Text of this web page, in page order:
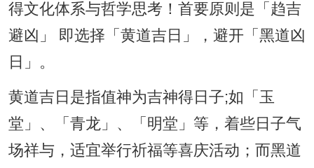
得文化体系与哲学思考！首要原则是「趋吉
避凶」 即选择「黄道吉日」，避开「黑道凶
日」。
黄道吉日是指值神为吉神得日子;如「玉
堂」、「青龙」、「明堂」等，着些日子气
场祥与，适宜举行祈福等喜庆活动；而黑道